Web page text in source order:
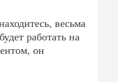
весьма
работать на
он